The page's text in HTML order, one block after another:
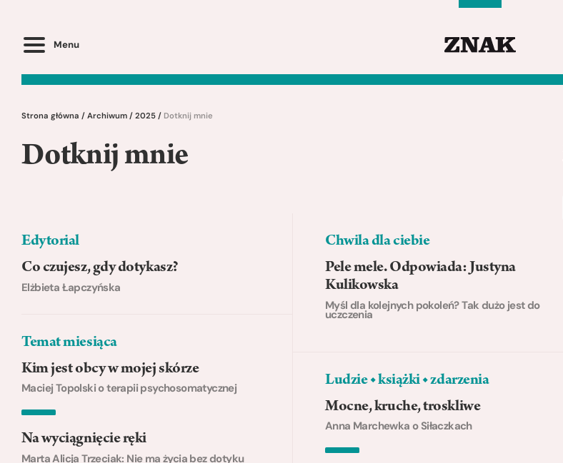
Menu
Strona główna / Archiwum / 2025 / Dotknij mnie
Dotknij mnie
Edytorial
Co czujesz, gdy dotykasz?
Elżbieta Łapczyńska
Temat miesiąca
Kim jest obcy w mojej skórze
Maciej Topolski o terapii psychosomatycznej
Na wyciągnięcie ręki
Marta Alicja Trzeciak: Nie ma życia bez dotyku
Chwila dla ciebie
Pele mele. Odpowiada: Justyna
Kulikowska
Myśl dla kolejnych pokoleń? Tak dużo jest do
uczczenia
Ludzie ◆ książki ◆ zdarzenia
Mocne, kruche, troskliwe
Anna Marchewka o Siłaczkach